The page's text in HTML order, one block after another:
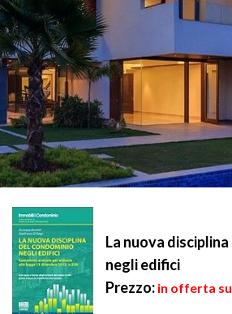
La nuova
negli edifici
Prezzo: in offerta su